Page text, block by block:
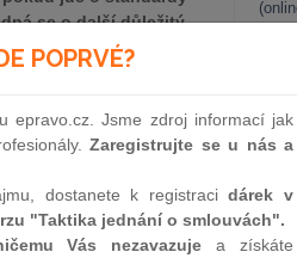
se o další důležitý
Standardy ESRS
zveřejňovat v
POPRVÉ?
epravo.cz. Jsme zdroj informací jak
Zaregistrujte se u nás a
dostanete k registracidárek v
"Taktika jednání o smlouvách".
Vás nezavazuje a získáte